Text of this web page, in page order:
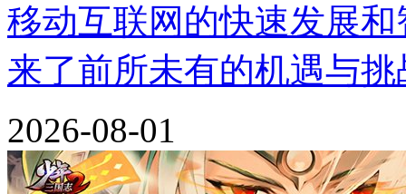
移动互联网的快速发展
来了前所未有的机遇与
2026-08-01